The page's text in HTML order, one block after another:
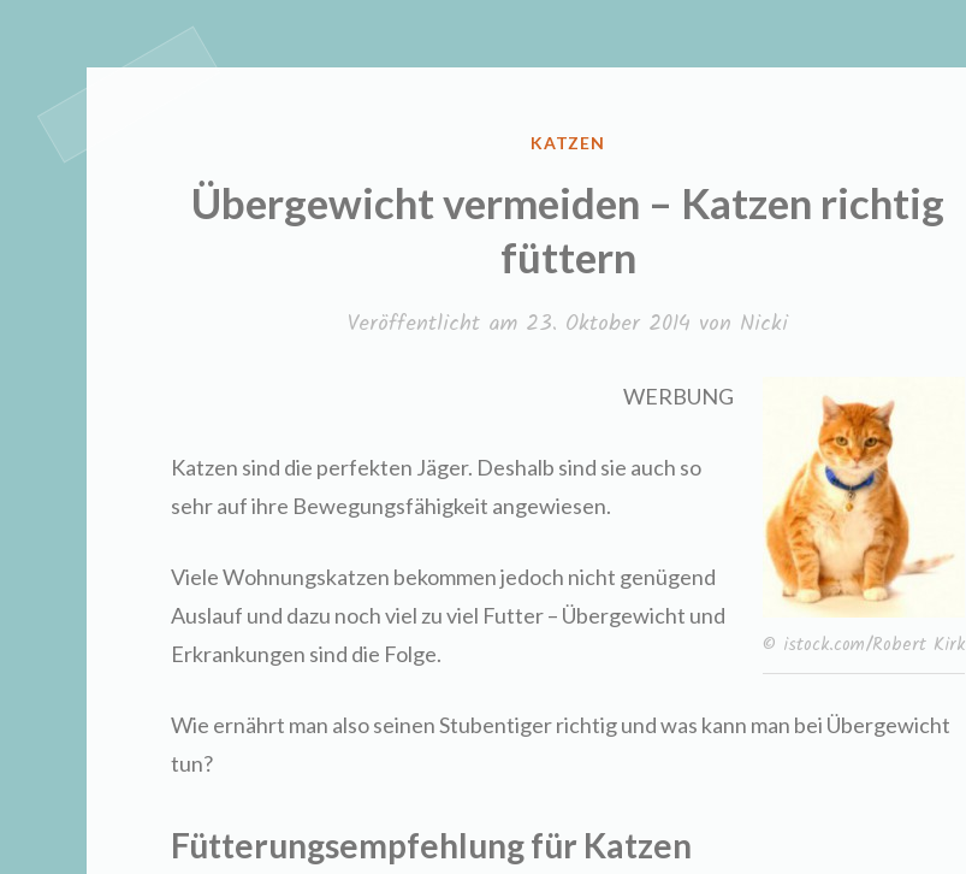
VERÖFFENTLICHT
KATZEN
Übergewicht vermeiden – Katzen richtig
füttern
Veröffentlicht am 23. Oktober 2014 von Nicki
© istock.com/Robert Kirk
WERBUNG
Katzen sind die perfekten Jäger. Deshalb sind sie auch so
sehr auf ihre Bewegungsfähigkeit angewiesen.
Viele Wohnungskatzen bekommen jedoch nicht genügend
Auslauf und dazu noch viel zu viel Futter – Übergewicht und
Erkrankungen sind die Folge.
Wie ernährt man also seinen Stubentiger richtig und was kann man bei Übergewicht
tun?
Fütterungsempfehlung für Katzen